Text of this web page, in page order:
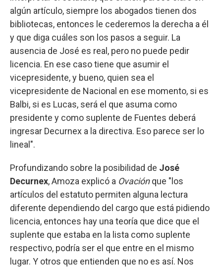
algún artículo, siempre los abogados tienen dos
bibliotecas, entonces le cederemos la derecha a él
y que diga cuáles son los pasos a seguir. La
ausencia de José es real, pero no puede pedir
licencia. En ese caso tiene que asumir el
vicepresidente, y bueno, quien sea el
vicepresidente de Nacional en ese momento, si es
Balbi, si es Lucas, será el que asuma como
presidente y como suplente de Fuentes deberá
ingresar Decurnex a la directiva. Eso parece ser lo
lineal".
Profundizando sobre la posibilidad de José
Decurnex, Amoza explicó a Ovaciónque "los
artículos del estatuto permiten alguna lectura
diferente dependiendo del cargo que está pidiendo
licencia, entonces hay una teoría que dice que el
suplente que estaba en la lista como suplente
respectivo, podría ser el que entre en el mismo
lugar. Y otros que entienden que no es así. Nos